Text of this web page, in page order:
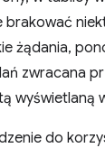
brakować
żądania,
zwracana
wyświetlaną
do